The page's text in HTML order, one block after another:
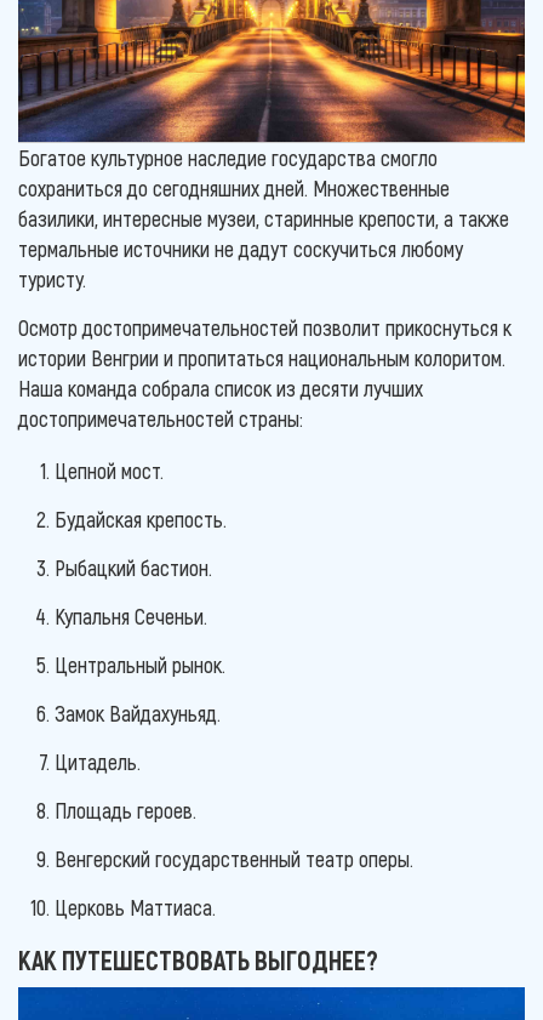
Богатое культурное наследие государства смогло
сохраниться до сегодняшних дней. Множественные
базилики, интересные музеи, старинные крепости, а также
термальные источники не дадут соскучиться любому
туристу.
Осмотр достопримечательностей позволит прикоснуться к
истории Венгрии и пропитаться национальным колоритом.
Наша команда собрала список из десяти лучших
достопримечательностей страны:
Цепной мост.
Будайская крепость.
Рыбацкий бастион.
Купальня Сеченьи.
Центральный рынок.
Замок Вайдахуньяд.
Цитадель.
Площадь героев.
Венгерский государственный театр оперы.
Церковь Маттиаса.
КАК ПУТЕШЕСТВОВАТЬ ВЫГОДНЕЕ?